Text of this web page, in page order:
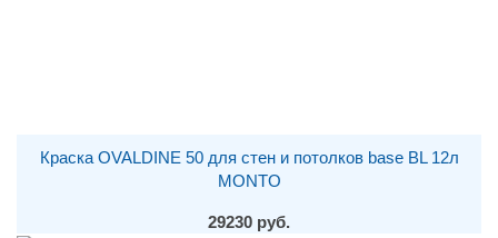
Краска OVALDINE 50 для стен и потолков base BL 12л
MONTO
29230 руб.